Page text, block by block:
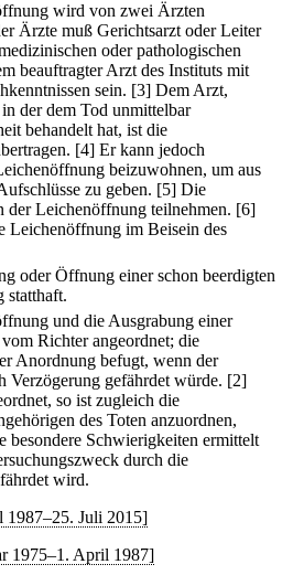
wird von zwei Ärzten
Ärzte muß Gerichtsarzt oder Leiter
oder pathologischen
beauftragter Arzt des Instituts mit
sein. [3] Dem Arzt,
der dem Tod unmittelbar
behandelt hat, ist die
[4] Er kann jedoch
beizuwohnen, um aus
zu geben. [5] Die
der Leichenöffnung teilnehmen. [6]
Leichenöffnung im Beisein des
oder Öffnung einer schon beerdigten
statthaft.
und die Ausgrabung einer
Richter angeordnet; die
Anordnung befugt, wenn der
Verzögerung gefährdet würde. [2]
so ist zugleich die
des Toten anzuordnen,
besondere Schwierigkeiten ermittelt
durch die
wird.
1987–25. Juli 2015]
1975–1. April 1987]